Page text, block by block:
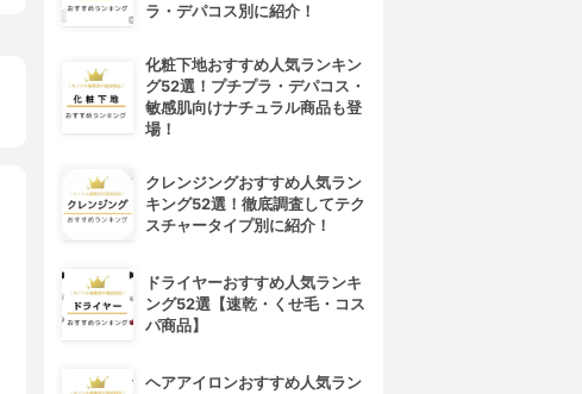
ラ・デパコス別に紹介！
化粧下地おすすめ人気ランキン
グ52選！プチプラ・デパコス・
敏感肌向けナチュラル商品も登
場！
クレンジングおすすめ人気ラン
キング52選！徹底調査してテク
スチャータイプ別に紹介！
ドライヤーおすすめ人気ランキ
ング52選【速乾・くせ毛・コス
パ商品】
ヘアアイロンおすすめ人気ラン